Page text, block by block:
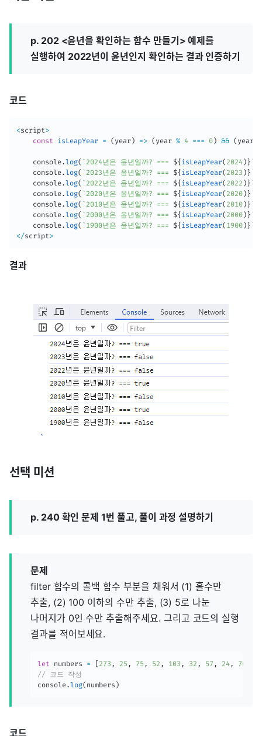
p. 202 <윤년을 확인하는 함수 만들기> 예제를
실행하여 2022년이 윤년인지 확인하는 결과 인증하기
코드
<script>
const
isLeapYear = ( year ) => ( year % 4 === 0 ) && ( year
	console
.log( ` 2024년은 윤년일까? === ${ isLeapYear( 2024 ) } `
	console
.log( ` 2023년은 윤년일까? === ${ isLeapYear( 2023 ) } `
	console
.log( ` 2022년은 윤년일까? === ${ isLeapYear( 2022 ) } `
	console
.log( ` 2020년은 윤년일까? === ${ isLeapYear( 2020 ) } `
	console
.log( ` 2010년은 윤년일까? === ${ isLeapYear( 2010 ) } `
	console
.log( ` 2000년은 윤년일까? === ${ isLeapYear( 2000 ) } `
	console
.log( ` 1900년은 윤년일까? === ${ isLeapYear( 1900 ) } `
</script>
결과
선택 미션
p. 240 확인 문제 1번 풀고, 풀이 과정 설명하기
문제
filter 함수의 콜백 함수 부분을 채워서 (1) 홀수만
추출, (2) 100 이하의 수만 추출, (3) 5로 나눈
나머지가 0인 수만 추출해주세요. 그리고 코드의 실행
결과를 적어보세요.
let numbers = 273 , 25 , 75 , 52 , 103 , 32 , 57 , 24, 76
// 코드 작성
console.log( numbers )
코드